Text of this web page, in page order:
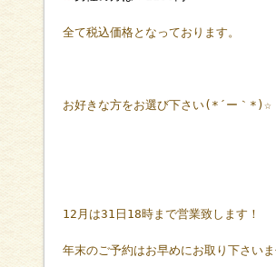
全て税込価格となっております。
お好きな方をお選び下さい(*´ー｀*)☆
12月は31日18時まで営業致します！
年末のご予約はお早めにお取り下さい